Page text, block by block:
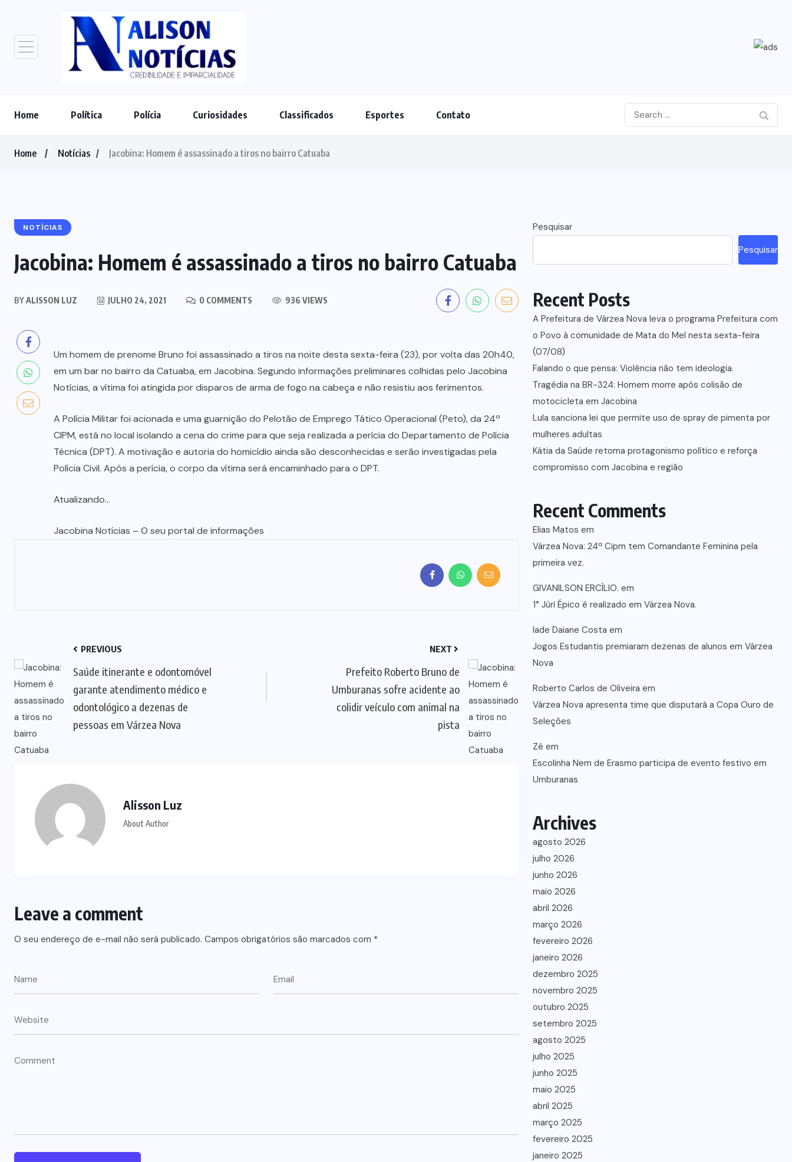
Home Política Polícia Curiosidades Classificados Esportes Contato
Home Notícias Jacobina: Homem é assassinado a tiros no bairro Catuaba
NOTÍCIAS
Jacobina: Homem é assassinado a tiros no bairro Catuaba
BYALISSON LUZ JULHO 24, 2021 0 COMMENTS 936 VIEWS
Um homem de prenome Bruno foi assassinado a tiros na noite desta sexta-feira (23), por volta das 20h40,
em um bar no bairro da Catuaba, em Jacobina. Segundo informações preliminares colhidas pelo Jacobina
Notícias, a vítima foi atingida por disparos de arma de fogo na cabeça e não resistiu aos ferimentos.
A Polícia Militar foi acionada e uma guarnição do Pelotão de Emprego Tático Operacional (Peto), da 24ª
CIPM, está no local isolando a cena do crime para que seja realizada a perícia do Departamento de Polícia
Técnica (DPT). A motivação e autoria do homicídio ainda são desconhecidas e serão investigadas pela
Polícia Civil. Após a perícia, o corpo da vítima será encaminhado para o DPT.
Atualizando…
Jacobina Notícias – O seu portal de informações
PREVIOUS
Saúde itinerante e odontomóvel
garante atendimento médico e
odontológico a dezenas de
pessoas em Várzea Nova
NEXT
Prefeito Roberto Bruno de
Umburanas sofre acidente ao
colidir veículo com animal na
pista
Alisson Luz
About Author
Leave a comment
O seu endereço de e-mail não será publicado. Campos obrigatórios são marcados com *
Pesquisar
Pesquisar
Recent Posts
A Prefeitura de Várzea Nova leva o programa Prefeitura com
o Povo à comunidade de Mata do Mel nesta sexta-feira
(07/08)
Falando o que pensa: Violência não tem ideologia.
Tragédia na BR-324: Homem morre após colisão de
motocicleta em Jacobina
Lula sanciona lei que permite uso de spray de pimenta por
mulheres adultas
Kátia da Saúde retoma protagonismo político e reforça
compromisso com Jacobina e região
Recent Comments
Elias Matos em
Várzea Nova: 24ª Cipm tem Comandante Feminina pela
primeira vez.
GIVANILSON ERCÍLIO. em
1° Júri Épico é realizado em Várzea Nova.
lade Daiane Costa em
Jogos Estudantis premiaram dezenas de alunos em Várzea
Nova
Roberto Carlos de Oliveira em
Várzea Nova apresenta time que disputará a Copa Ouro de
Seleções
Zé em
Escolinha Nem de Erasmo participa de evento festivo em
Umburanas
Archives
agosto 2026
julho 2026
junho 2026
maio 2026
abril 2026
março 2026
fevereiro 2026
janeiro 2026
dezembro 2025
novembro 2025
outubro 2025
setembro 2025
agosto 2025
julho 2025
junho 2025
maio 2025
abril 2025
março 2025
fevereiro 2025
janeiro 2025